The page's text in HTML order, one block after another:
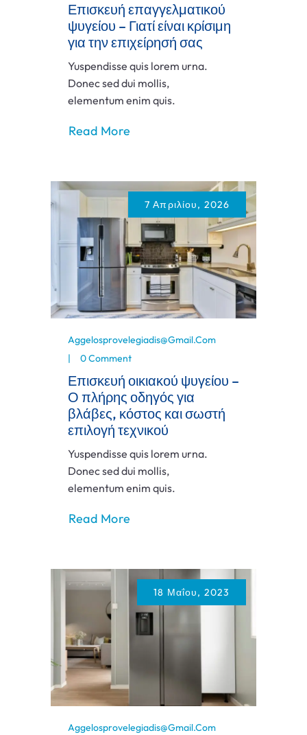
Επισκευή επαγγελματικού
ψυγείου – Γιατί είναι κρίσιμη
για την επιχείρησή σας
Yuspendisse quis lorem urna.
Donec sed dui mollis,
elementum enim quis.
Read More
7 Απριλίου, 2026
Aggelosprovelegiadis@gmail.com
0 Comment
Επισκευή οικιακού ψυγείου –
Ο πλήρης οδηγός για
βλάβες, κόστος και σωστή
επιλογή τεχνικού
Yuspendisse quis lorem urna.
Donec sed dui mollis,
elementum enim quis.
Read More
18 Μαΐου, 2023
Aggelosprovelegiadis@gmail.com